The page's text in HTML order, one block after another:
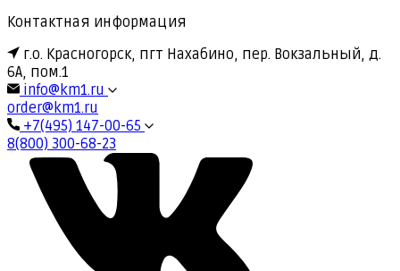
Контактная информация
г.о. Красногорск, пгт Нахабино, пер. Вокзальный, д.
6А, пом.1
info@km1.ru
order@km1.ru
+7(495) 147-00-65
8(800) 300-68-23